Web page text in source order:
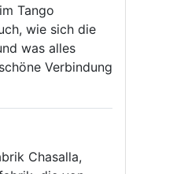
Tango
wie sich die
was alles
Verbindung
Chasalla,